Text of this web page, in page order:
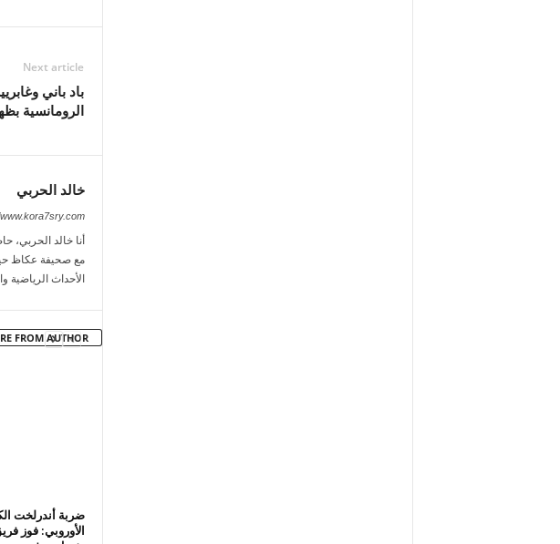
Next article
باد باني
الرومانسية
خالد الحربي
مع صحيفة عكاظ
الأحداث
FROM AUTHOR
ضربة أندرلخت
الأوروبي: فوز